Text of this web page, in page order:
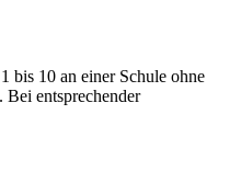
bis 10 an einer Schule ohne
entsprechender